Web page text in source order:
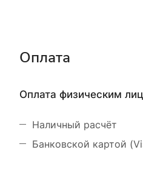
Оплата
Оплата физическим
Наличный расчёт
Банковской картой